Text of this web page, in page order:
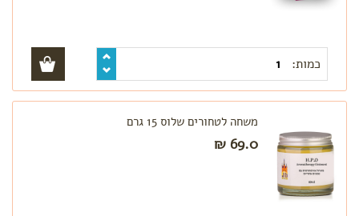
כמות:
משחה לטחורים שלוס 15 גרם
69.0 ₪